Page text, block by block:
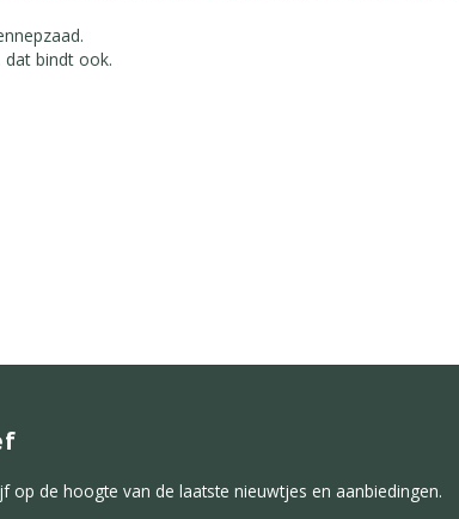
dat bindt ook.
op de hoogte van de laatste nieuwtjes en aanbiedingen.